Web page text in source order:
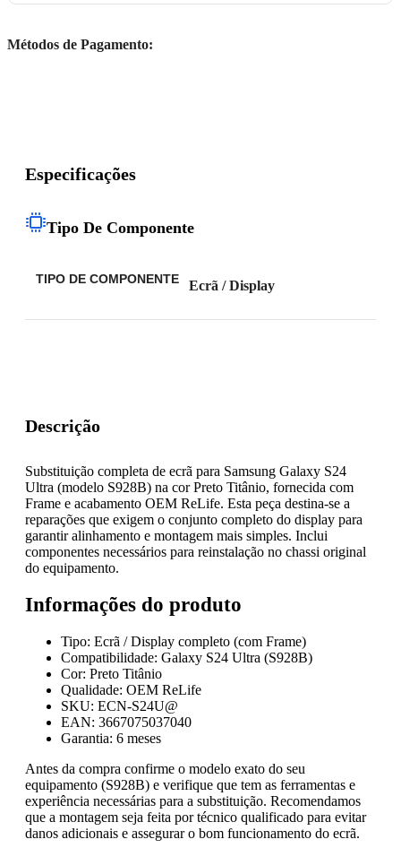
Métodos de Pagamento:
Descrição
Substituição completa de ecrã para Samsung Galaxy S24
Ultra (modelo S928B) na cor Preto Titânio, fornecida com
Frame e acabamento OEM ReLife. Esta peça destina-se a
reparações que exigem o conjunto completo do display para
garantir alinhamento e montagem mais simples. Inclui
componentes necessários para reinstalação no chassi original
do equipamento.
Informações do produto
Tipo: Ecrã / Display completo (com Frame)
Compatibilidade: Galaxy S24 Ultra (S928B)
Cor: Preto Titânio
Qualidade: OEM ReLife
SKU: ECN-S24U@
EAN: 3667075037040
Garantia: 6 meses
Antes da compra confirme o modelo exato do seu
equipamento (S928B) e verifique que tem as ferramentas e
experiência necessárias para a substituição. Recomendamos
que a montagem seja feita por técnico qualificado para evitar
danos adicionais e assegurar o bom funcionamento do ecrã.
Especificações
Tipo De Componente
TIPO DE COMPONENTE Ecrã / Display